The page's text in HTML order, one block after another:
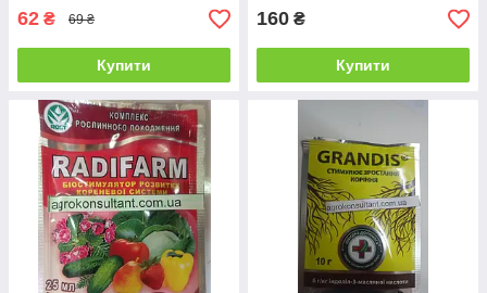
62 ₴ 69 ₴
Купити
160 ₴
Купити